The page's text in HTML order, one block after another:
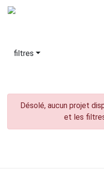
filtres
Désolé, aucun projet
et les